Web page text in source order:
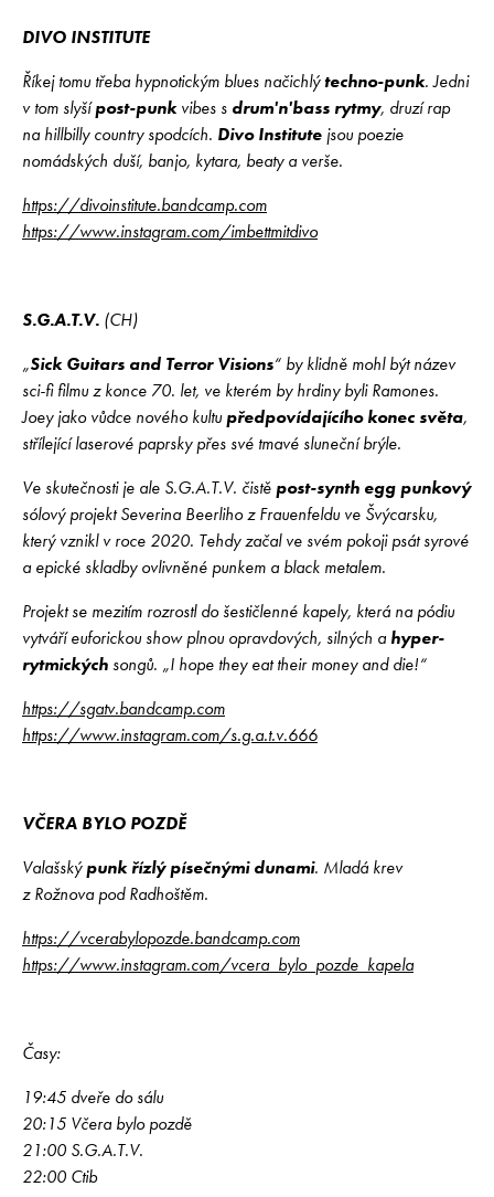
DIVO INSTITUTE
Říkej tomu třeba hypnotickým blues načichlýtechno-punk. Jedni
v tom slyšípost-punkvibes s drum'n'bass rytmy, druzí rap
na hillbilly country spodcích. Divo Institute jsou poezie
nomádských duší, banjo, kytara, beaty a verše.
https://divoinstitute.bandcamp.com
https://www.instagram.com/imbettmitdivo
S.G.A.T.V. (CH)
„Sick Guitars and Terror Visions“ by klidně mohl být název
sci-fi filmu z konce 70. let, ve kterém by hrdiny byli Ramones.
Joey jako vůdce nového kultupředpovídajícího konec světa,
střílející laserové paprsky přes své tmavé sluneční brýle.
Ve skutečnosti je ale S.G.A.T.V. čistě post-synth egg punkový
sólový projekt Severina Beerliho z Frauenfeldu ve Švýcarsku,
který vznikl v roce 2020. Tehdy začal ve svém pokoji psát syrové
a epické skladby ovlivněné punkem a black metalem.
Projekt se mezitím rozrostl do šestičlenné kapely, která na pódiu
vytváří euforickou show plnou opravdových, silných ahyper-
rytmických songů. „I hope they eat their money and die!“
https://sgatv.bandcamp.com
https://www.instagram.com/s.g.a.t.v.666
VČERA BYLO POZDĚ
Valašskýpunk řízlý písečnými dunami. Mladá krev
z Rožnova pod Radhoštěm.
https://vcerabylopozde.bandcamp.com
https://www.instagram.com/vcera_bylo_pozde_kapela
Časy:
19:45 dveře do sálu
20:15 Včera bylo pozdě
21:00 S.G.A.T.V.
22:00 Ctib